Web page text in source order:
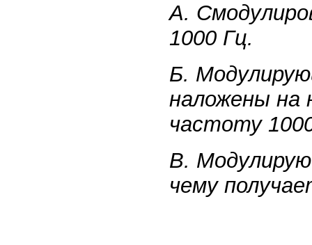
А.
1000 Гц.
Б.
наложены на
частоту
В.
чему